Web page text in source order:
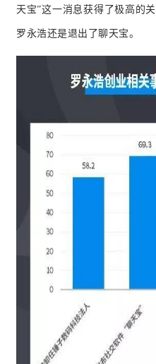
天宝”这一消息获得了极高的
罗永浩还是退出了聊天宝。